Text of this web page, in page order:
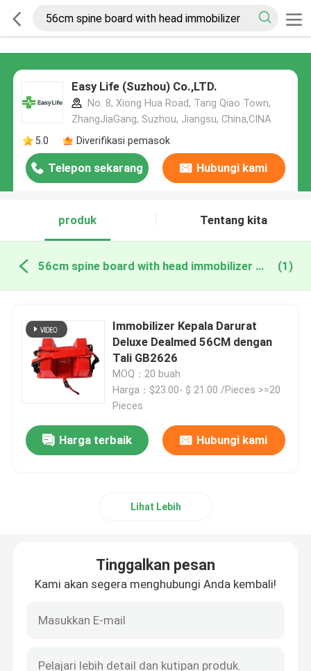
Easy Life (Suzhou) Co.,LTD.
No. 8, Xiong Hua Road, Tang Qiao Town,
ZhangJiaGang, Suzhou, Jiangsu, China,CINA
5.0
Diverifikasi pemasok
Telepon sekarang Hubungi kami
produk Tentang kita
56cm spine board with head immobilizer pembuatan online (1)
Immobilizer Kepala Darurat
Deluxe Dealmed 56CM dengan
Tali GB2626
MOQ：20 buah
Harga：$23.00- $ 21.00 /Pieces >=20
Pieces
Harga terbaik Hubungi kami
Lihat Lebih
Tinggalkan pesan
Kami akan segera menghubungi Anda kembali!